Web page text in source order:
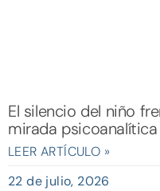
El silencio del niño
mirada
LEER ARTÍCULO »
22 de julio, 2026